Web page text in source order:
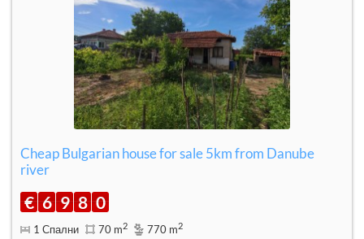
Cheap Bulgarian house for sale 5km from Danube
river
€ 6 9 8 0
1 Спални 70 m2 770 m2